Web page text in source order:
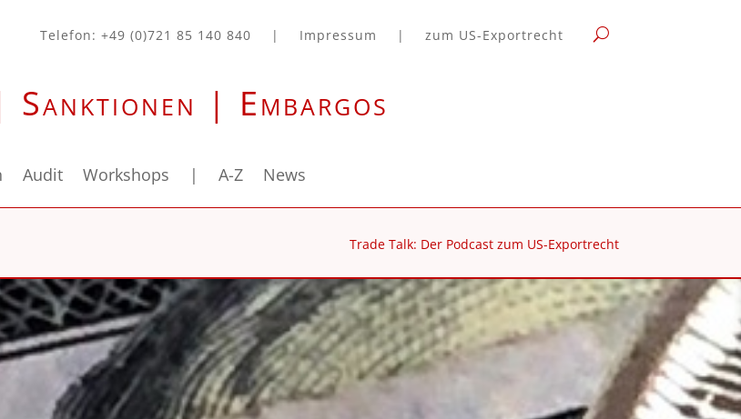
Telefon: +49 (0)721 85 140 840 | Impressum | zum US-Exportrecht
| Embargos
Audit Workshops | A-Z News
Trade Talk: Der Podcast zum US-Exportrecht